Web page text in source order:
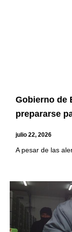
Gobierno de
prepararse
julio 22, 2026
A pesar de las